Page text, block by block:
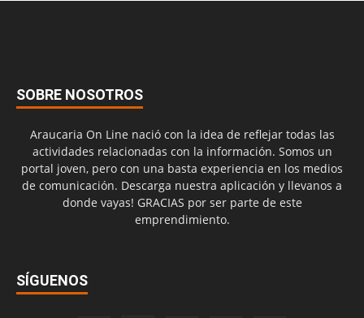
SOBRE NOSOTROS
Araucaria On Line nació con la idea de reflejar todas las
actividades relacionadas con la información. Somos un
portal joven, pero con una basta experiencia en los medios
de comunicación. Descarga nuestra aplicación y llevanos a
donde vayas! GRACIAS por ser parte de este
emprendimiento.
SÍGUENOS